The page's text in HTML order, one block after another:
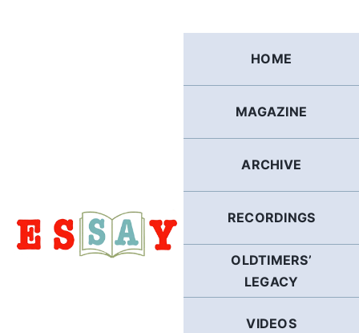
HOME
MAGAZINE
ARCHIVE
RECORDINGS
OLDTIMERS’
LEGACY
VIDEOS